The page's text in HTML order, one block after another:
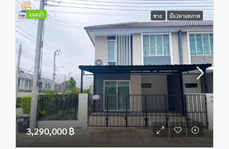
แนะนำ ขาย มือ2ตามสภาพ
3,290,000 ฿